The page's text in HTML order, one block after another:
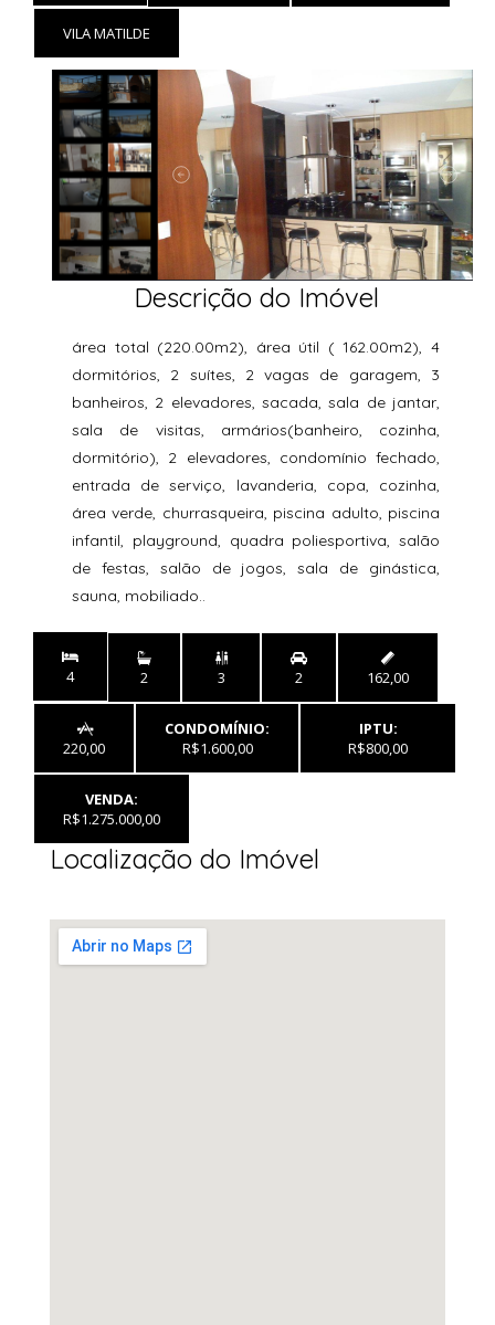
VILA MATILDE
Descrição do Imóvel
área total (220.00m2), área útil ( 162.00m2), 4
dormitórios, 2 suítes, 2 vagas de garagem, 3
banheiros, 2 elevadores, sacada, sala de jantar,
sala de visitas, armários(banheiro, cozinha,
dormitório), 2 elevadores, condomínio fechado,
entrada de serviço, lavanderia, copa, cozinha,
área verde, churrasqueira, piscina adulto, piscina
infantil, playground, quadra poliesportiva, salão
de festas, salão de jogos, sala de ginástica,
sauna, mobiliado..
4 2

3 2

162,00

220,00
CONDOMÍNIO:
R$1.600,00
IPTU:
R$800,00
VENDA:
R$1.275.000,00
Localização do Imóvel